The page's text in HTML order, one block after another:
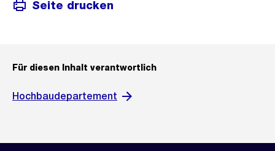
Seite drucken
Für diesen Inhalt verantwortlich
Hochbaudepartement